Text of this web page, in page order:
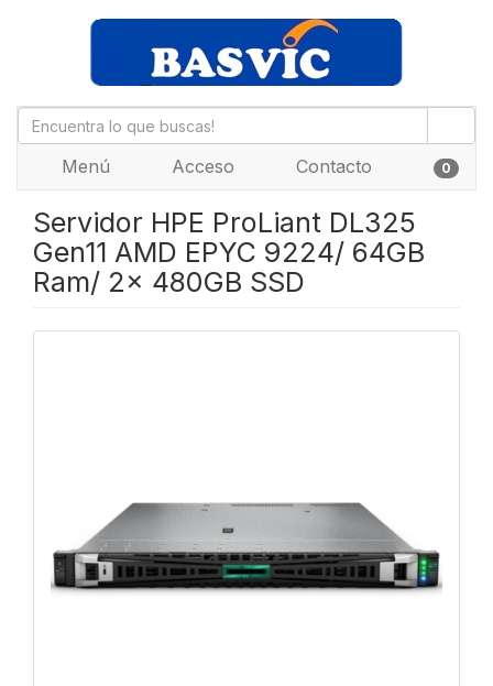
Menú Acceso Contacto 0
Servidor HPE ProLiant DL325
Gen11 AMD EPYC 9224/ 64GB
Ram/ 2x 480GB SSD